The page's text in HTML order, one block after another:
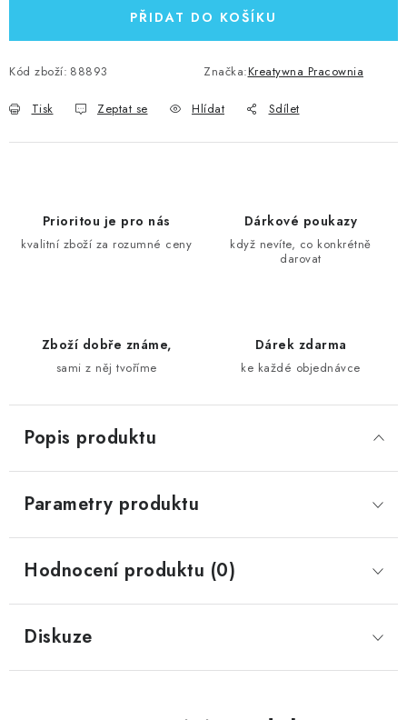
PŘIDAT DO KOŠÍKU
Kód zboží: 88893 Značka:Kreatywna Pracownia
Tisk Zeptat se Hlídat Sdílet
Prioritou je pro nás
kvalitní zboží za rozumné ceny
Dárkové poukazy
když nevíte, co konkrétně
darovat
Zboží dobře známe,
sami z něj tvoříme
Dárek zdarma
ke každé objednávce
Popis produktu
Parametry produktu
Hodnocení produktu (0)
Diskuze